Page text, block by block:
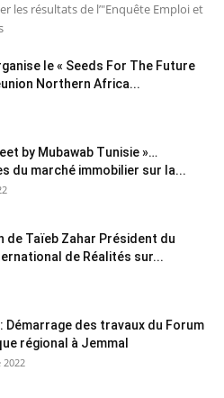
les résultats de l’"Enquête Emploi et
le « Seeds For The Future
Northern Africa...
by Mubawab Tunisie »…
du marché immobilier sur la...
de Taïeb Zahar Président du
de Réalités sur...
Démarrage des travaux du Forum
régional à Jemmal
2022